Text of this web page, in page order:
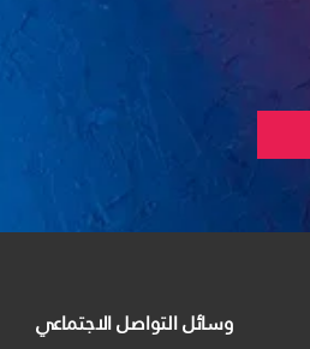
وسائل التواصل الاجتماعي